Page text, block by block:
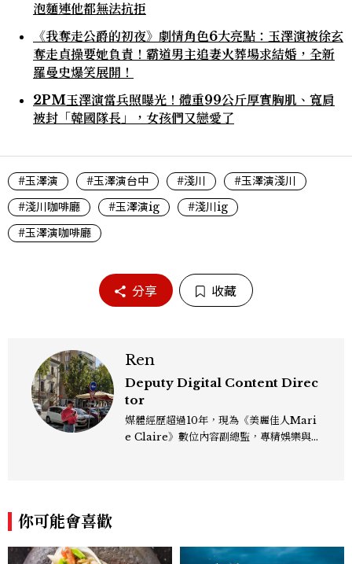
泡麵連他都無法抗拒
《我奪走公爵的初夜》劇情角色6大亮點：玉澤演被徐玄
奪走貞操要她負責！霸道男主追妻火葬場求結婚，全新
羅曼史爆笑展開！
2PM玉澤演當兵照曝光！體重99公斤厚實胸肌、寬肩
被封「韓國隊長」，女孩們又戀愛了
#玉澤演 #玉澤演台中 #淺川
#玉澤演淺川
#淺川咖啡廳
#玉澤演ig
#淺川ig
#玉澤演咖啡廳
分享 收藏
Ren
Deputy Digital Content Direc
tor
媒體經歷超過10年，現為《美麗佳人Mari
e Claire》數位內容副總監，專精娛樂與
你可能會喜歡